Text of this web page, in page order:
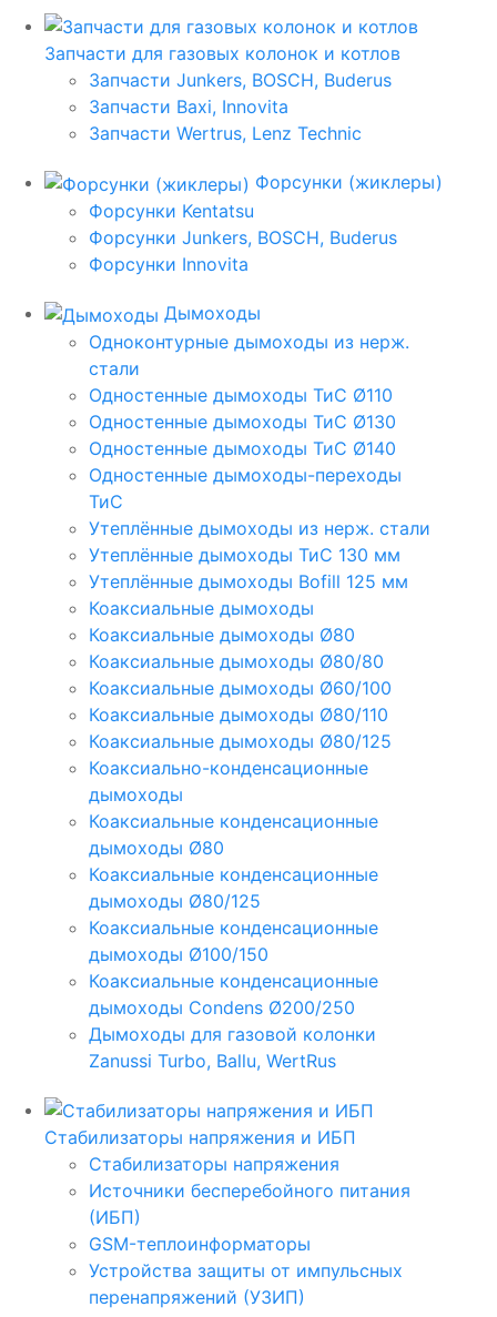
Запчасти для газовых колонок и котлов
Запчасти Junkers, BOSCH, Buderus
Запчасти Baxi, Innovita
Запчасти Wertrus, Lenz Technic
Форсунки (жиклеры)
Форсунки Kentatsu
Форсунки Junkers, BOSCH, Buderus
Форсунки Innovita
Дымоходы
Одноконтурные дымоходы из нерж.
стали
Одностенные дымоходы ТиС Ø110
Одностенные дымоходы ТиС Ø130
Одностенные дымоходы ТиС Ø140
Одностенные дымоходы-переходы
ТиС
Утеплённые дымоходы из нерж. стали
Утеплённые дымоходы ТиС 130 мм
Утеплённые дымоходы Bofill 125 мм
Коаксиальные дымоходы
Коаксиальные дымоходы Ø80
Коаксиальные дымоходы Ø80/80
Коаксиальные дымоходы Ø60/100
Коаксиальные дымоходы Ø80/110
Коаксиальные дымоходы Ø80/125
Коаксиально-конденсационные
дымоходы
Коаксиальные конденсационные
дымоходы Ø80
Коаксиальные конденсационные
дымоходы Ø80/125
Коаксиальные конденсационные
дымоходы Ø100/150
Коаксиальные конденсационные
дымоходы Condens Ø200/250
Дымоходы для газовой колонки
Zanussi Turbo, Ballu, WertRus
Стабилизаторы напряжения и ИБП
Стабилизаторы напряжения
Источники бесперебойного питания
(ИБП)
GSM-теплоинформаторы
Устройства защиты от импульсных
перенапряжений (УЗИП)